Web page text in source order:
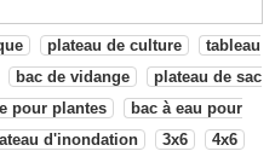
plateau de culture
tableau
bac de vidange
plateau de sac
pour plantes
bac à eau pour
d'inondation 3x6
4x6